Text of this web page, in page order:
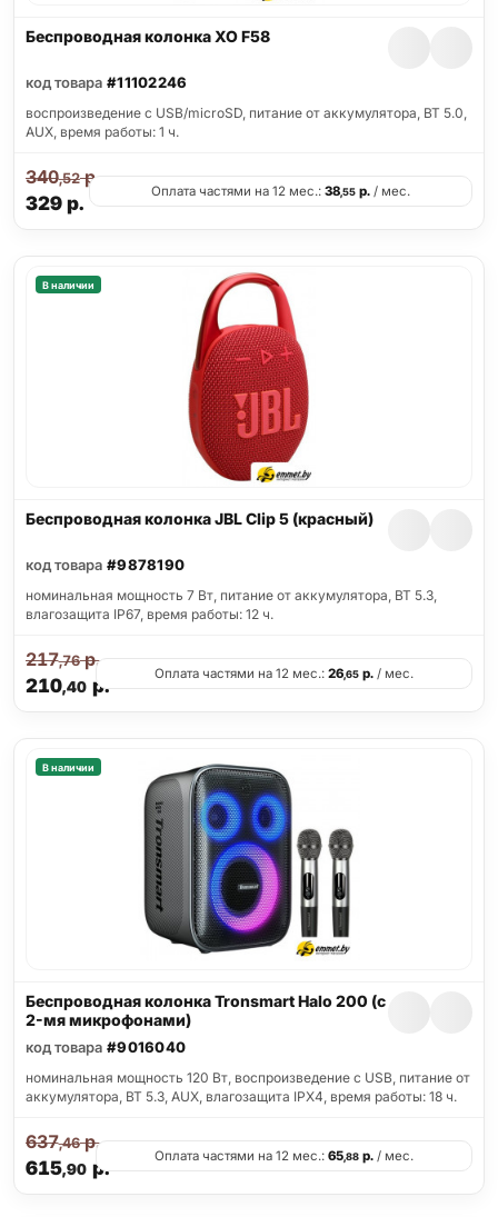
Беспроводная колонка XO F58
код товара #11102246
воспроизведение с USB/microSD, питание от аккумулятора, BT 5.0,
AUX, время работы: 1 ч.
329р.
340,52р.
Оплата частями на 12 мес.: 38,55р./ мес.
В наличии
Беспроводная колонка JBL Clip 5 (красный)
код товара #9878190
номинальная мощность 7 Вт, питание от аккумулятора, BT 5.3,
влагозащита IP67, время работы: 12 ч.
210,40р.
217,76р.
Оплата частями на 12 мес.: 26,65 р. / мес.
В наличии
Беспроводная колонка Tronsmart Halo 200 (с
2-мя микрофонами)
код товара #9016040
номинальная мощность 120 Вт, воспроизведение с USB, питание от
аккумулятора, BT 5.3, AUX, влагозащита IPX4, время работы: 18 ч.
615,90р.
637,46р.
Оплата частями на 12 мес.: 65,88 р. / мес.